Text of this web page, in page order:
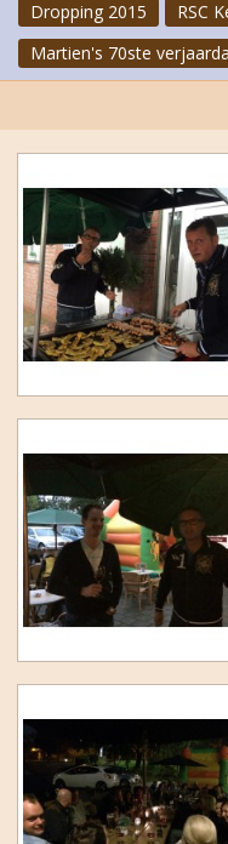
Dropping 2015
RSC
Martien's 70ste